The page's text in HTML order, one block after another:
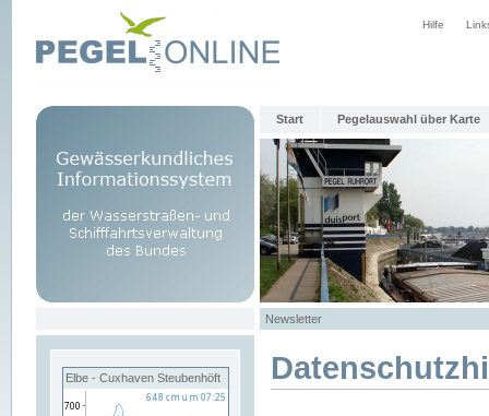
Hilfe
Start Pegelauswahl über Karte
Newsletter
Elbe - Cuxhaven Steubenhöft